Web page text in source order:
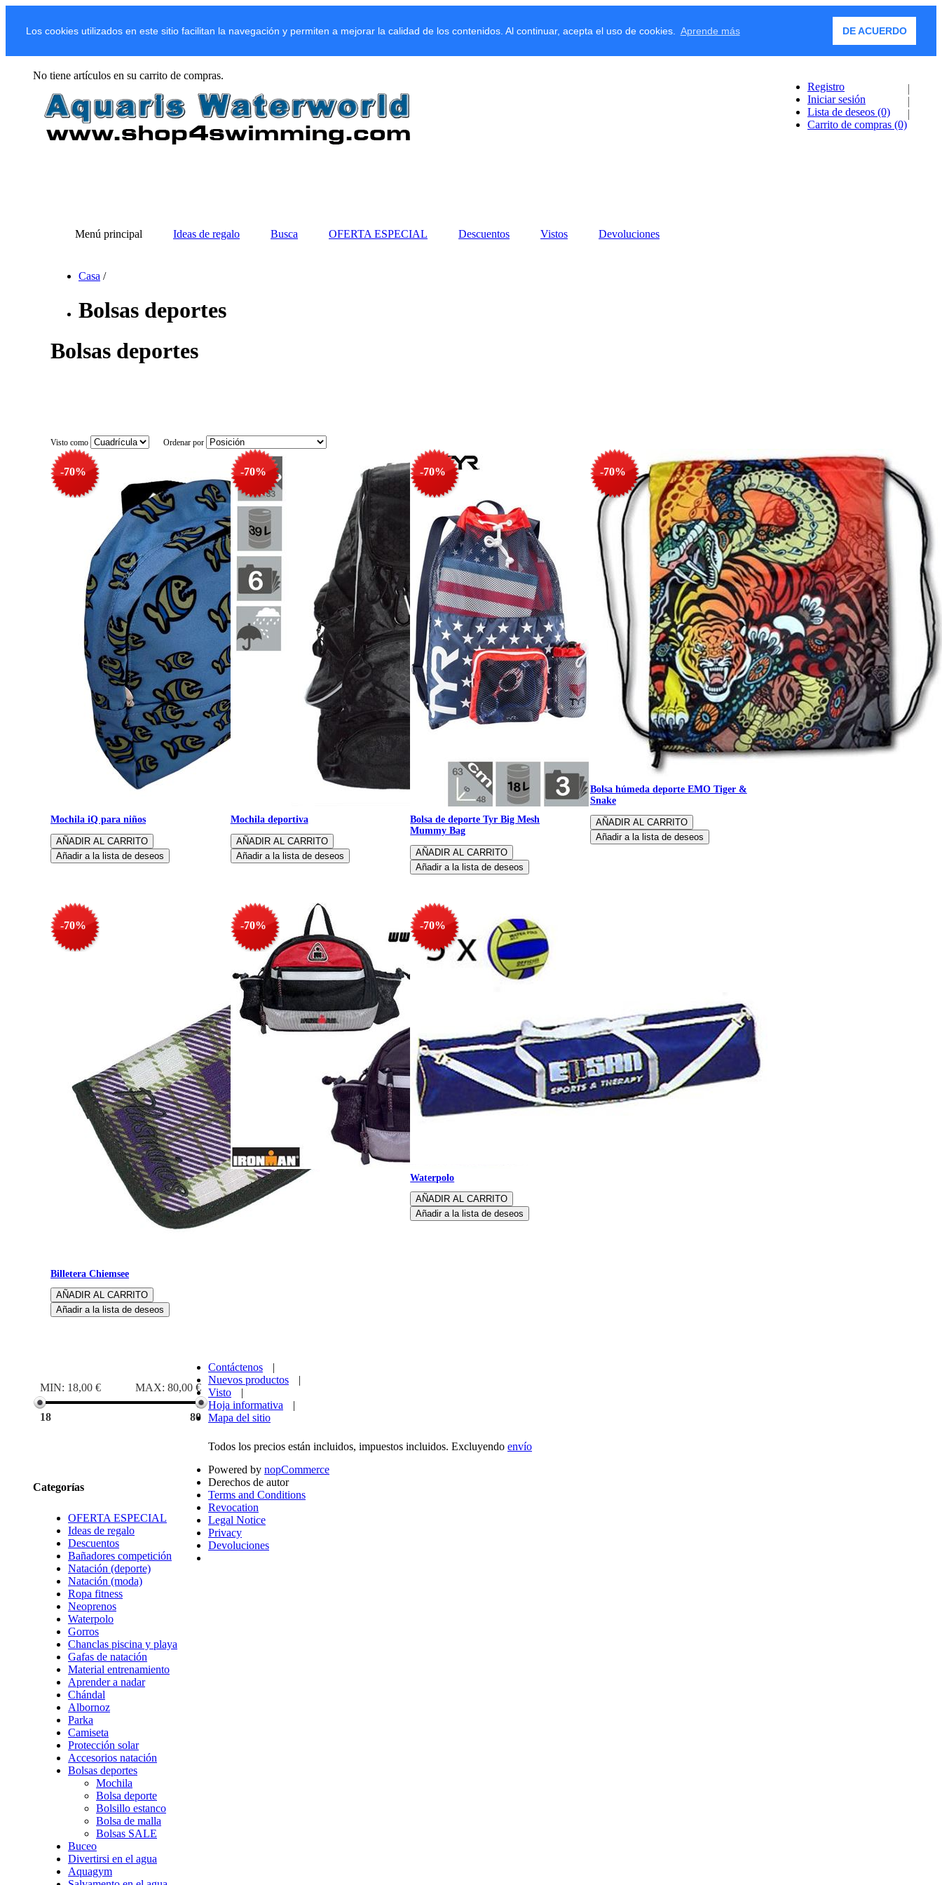
Los cookies utilizados en este sitio facilitan la navegación y permiten a mejorar la calidad de los contenidos. Al continuar, acepta el uso de cookies. Aprende más DE ACUERDO
Registro
Iniciar sesión
Lista de deseos (0)
Carrito de compras (0)
No tiene artículos en su carrito de compras.
Menú principal Ideas de regalo Busca OFERTA ESPECIAL Descuentos Vistos Devoluciones
Casa /
Bolsas deportes
Bolsas deportes
Visto como Ordenar por
-70%
Mochila iQ para niños
-70%
Mochila deportiva
-70%
Bolsa de deporte Tyr Big Mesh
Mummy Bag
-70%
Bolsa húmeda deporte EMO Tiger &
Snake
-70%
Billetera Chiemsee
-70%
Cangurera
-70%
Waterpolo
MIN: 18,00 € MAX: 80,00 €
18 80
Categorías
OFERTA ESPECIAL
Ideas de regalo
Descuentos
Bañadores competición
Natación (deporte)
Natación (moda)
Ropa fitness
Neoprenos
Waterpolo
Gorros
Chanclas piscina y playa
Gafas de natación
Material entrenamiento
Aprender a nadar
Chándal
Albornoz
Parka
Camiseta
Protección solar
Accesorios natación
Bolsas deportes
Mochila
Bolsa deporte
Bolsillo estanco
Bolsa de malla
Bolsas SALE
Buceo
Divertirsi en el agua
Aquagym
Contáctenos
|
Nuevos productos
|
Visto
|
Hoja informativa
|
Mapa del sitio
Todos los precios están incluidos, impuestos incluidos. Excluyendo envío
Powered by nopCommerce
Derechos de autor
Terms and Conditions
Revocation
Legal Notice
Privacy
Devoluciones